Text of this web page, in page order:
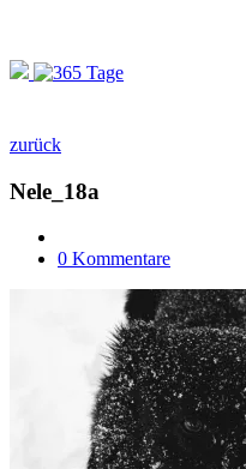
zurück
Nele_18a
0 Kommentare